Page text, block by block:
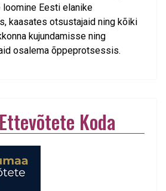
Eesti elanike
kaasates otsustajaid ning kõiki
kujundamisse ning
osalema õppeprotsessis.
Koda